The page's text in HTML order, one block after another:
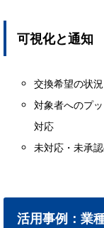
可視化と通知
交換希望の状
対象者へのプ
対応
未対応・未承
活用事例：業